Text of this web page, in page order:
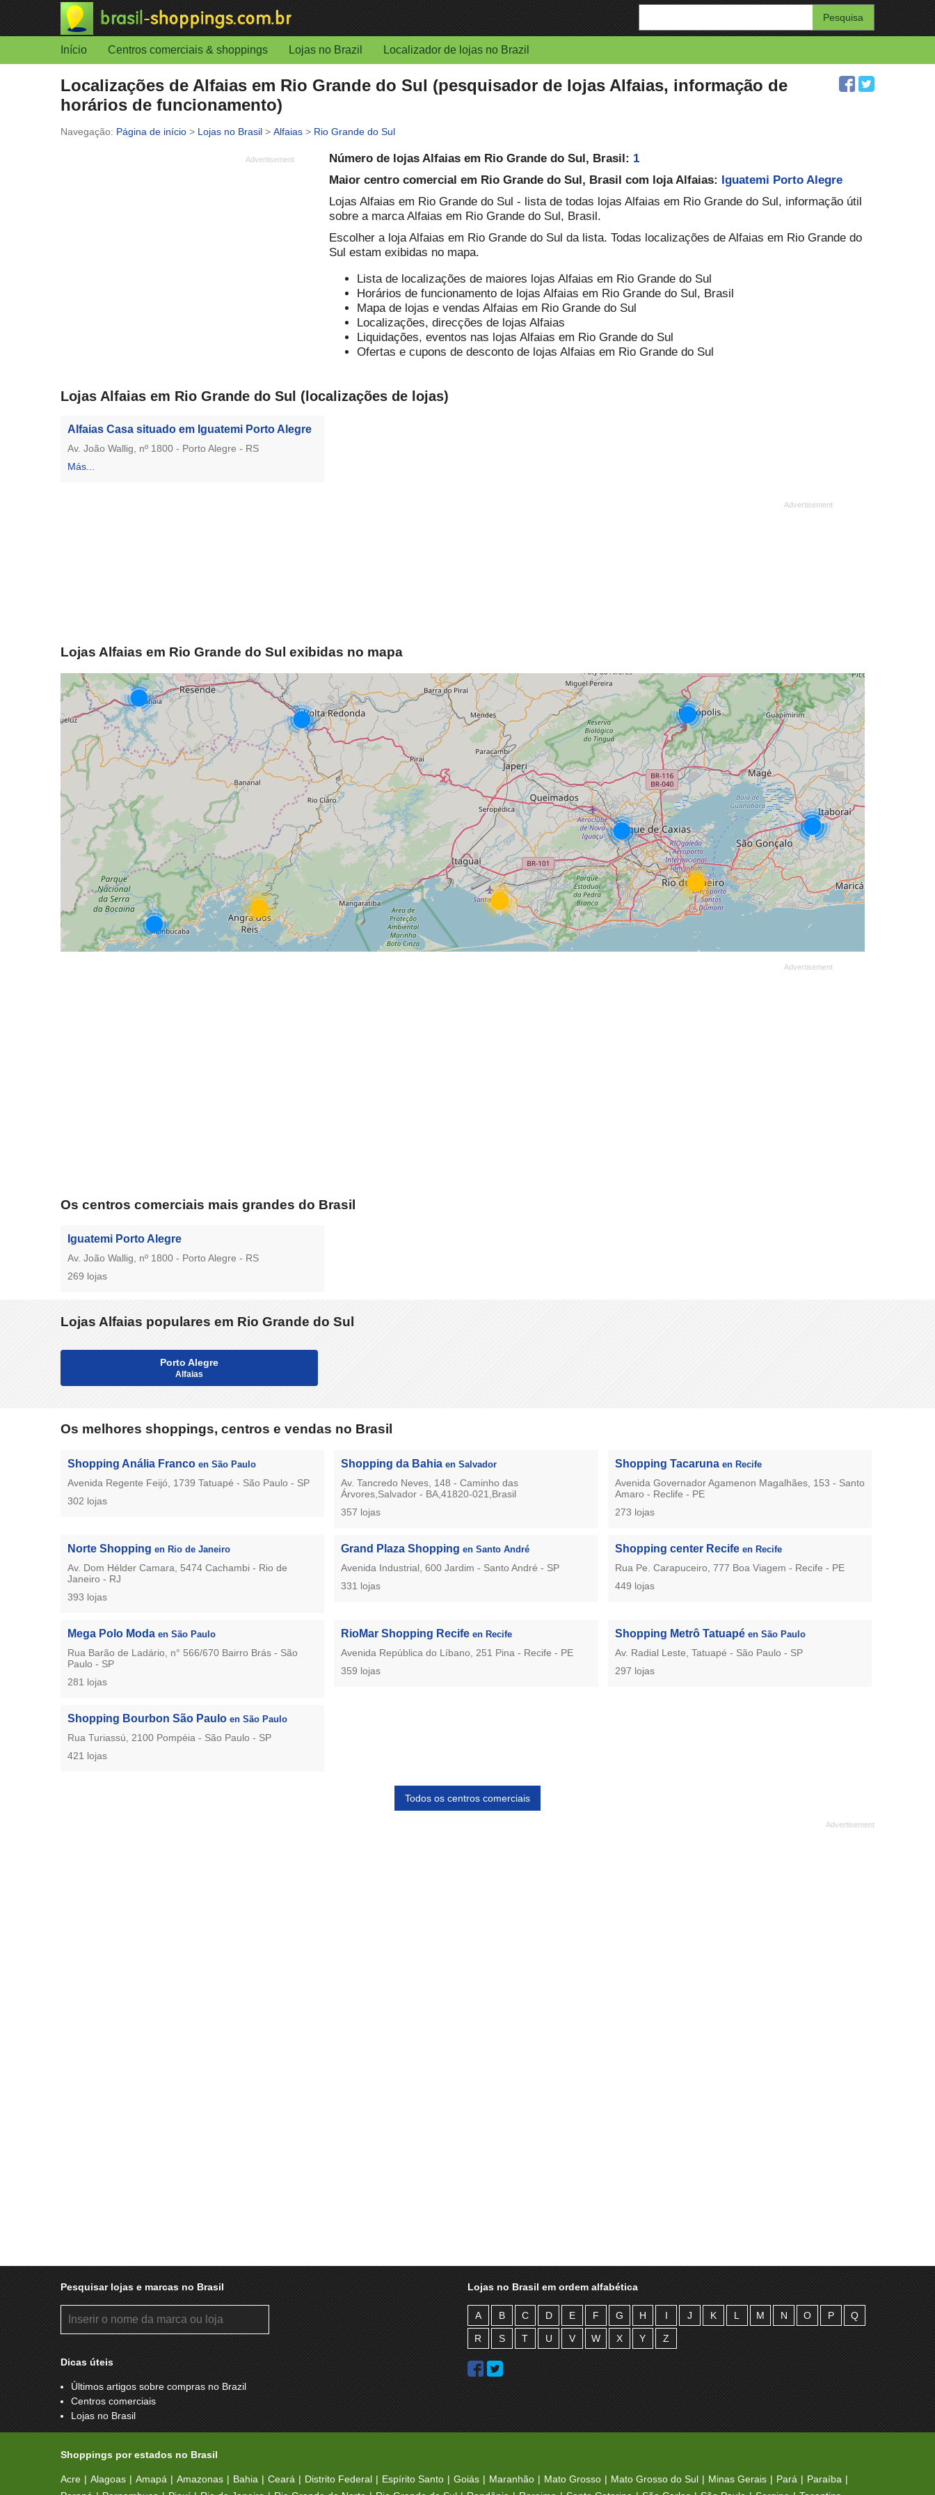
Enter
your
search
Início Centros comerciais & shoppings Lojas no Brazil Localizador de lojas no Brazil
Localizações de Alfaias em Rio Grande do Sul (pesquisador de lojas Alfaias, informação de
horários de funcionamento)
Página de início > Lojas no Brasil > Alfaias > Rio Grande do Sul
Número de lojas Alfaias em Rio Grande do Sul, Brasil: 1
Maior centro comercial em Rio Grande do Sul, Brasil com loja Alfaias:
Iguatemi Porto Alegre
Lojas Alfaias em Rio Grande do Sul - lista de todas lojas Alfaias em Rio Grande do Sul, informação útil
sobre a marca Alfaias em Rio Grande do Sul, Brasil.
Escolher a loja Alfaias em Rio Grande do Sul da lista. Todas localizações de Alfaias em Rio Grande do
Sul estam exibidas no mapa.
Lista de localizações de maiores lojas Alfaias em Rio Grande do Sul
Horários de funcionamento de lojas Alfaias em Rio Grande do Sul, Brasil
Mapa de lojas e vendas Alfaias em Rio Grande do Sul
Localizações, direcções de lojas Alfaias
Liquidações, eventos nas lojas Alfaias em Rio Grande do Sul
Ofertas e cupons de desconto de lojas Alfaias em Rio Grande do Sul
Lojas Alfaias em Rio Grande do Sul (localizações de lojas)
Alfaias Casa situado em Iguatemi Porto Alegre
Av. João Wallig, nº 1800 - Porto Alegre - RS
Más...
Lojas Alfaias em Rio Grande do Sul exibidas no mapa
Os centros comerciais mais grandes do Brasil
Iguatemi Porto Alegre
Av. João Wallig, nº 1800 - Porto Alegre - RS
269 lojas
Lojas Alfaias populares em Rio Grande do Sul
Porto Alegre
Alfaias
Os melhores shoppings, centros e vendas no Brasil
Shopping Anália Franco en São Paulo
Avenida Regente Feijó, 1739 Tatuapé - São Paulo - SP
302 lojas
Shopping da Bahiaen Salvador
Av. Tancredo Neves, 148 - Caminho das
Árvores,Salvador - BA,41820-021,Brasil
357 lojas
Shopping Tacaruna en Recife
Avenida Governador Agamenon Magalhães, 153 - Santo
Amaro - Reclife - PE
273 lojas
Norte Shopping en Rio de Janeiro
Av. Dom Hélder Camara, 5474 Cachambi - Rio de
Janeiro - RJ
393 lojas
Grand Plaza Shoppingen Santo André
Avenida Industrial, 600 Jardim - Santo André - SP
331 lojas
Shopping center Recife en Recife
Rua Pe. Carapuceiro, 777 Boa Viagem - Recife - PE
449 lojas
Mega Polo Moda en São Paulo
Rua Barão de Ladário, n° 566/670 Bairro Brás - São
Paulo - SP
281 lojas
RioMar Shopping Recifeen Recife
Avenida República do Líbano, 251 Pina - Recife - PE
359 lojas
Shopping Metrô Tatuapé en São Paulo
Av. Radial Leste, Tatuapé - São Paulo - SP
297 lojas
Shopping Bourbon São Paulo en São Paulo
Rua Turiassú, 2100 Pompéia - São Paulo - SP
421 lojas
Todos os centros comerciais
Pesquisar lojas e marcas no Brasil
Dicas úteis
Últimos artigos sobre compras no Brazil
Centros comerciais
Lojas no Brasil
Lojas no Brasil em ordem alfabética
A B C D E F G H I J K L M N O P Q
R S T U V W X Y Z
Shoppings por estados no Brasil
Acre Alagoas Amapá Amazonas Bahia Ceará Distrito Federal Espírito Santo Goiás Maranhão Mato Grosso Mato Grosso do Sul Minas Gerais Pará
Paraíba